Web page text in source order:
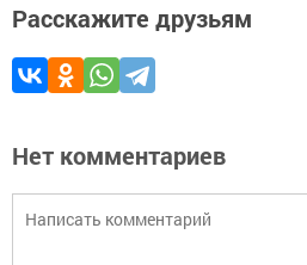
Расскажите друзьям
Нет комментариев